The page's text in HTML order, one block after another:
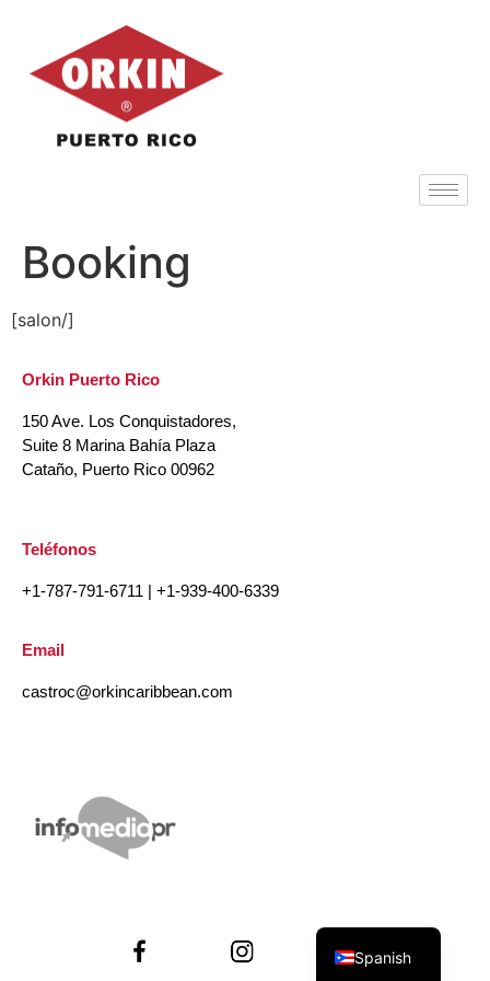
Booking
[salon/]
Orkin Puerto Rico
150 Ave. Los Conquistadores,
Suite 8 Marina Bahía Plaza
Cataño, Puerto Rico 00962
Teléfonos
+1-787-791-6711 | +1-939-400-6339
Email
castroc@orkincaribbean.com
Spanish